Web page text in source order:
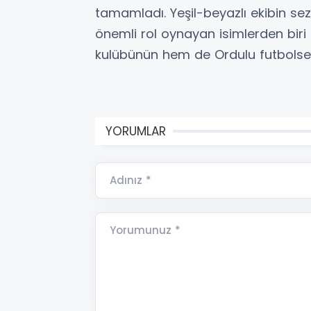
tamamladı. Yeşil-beyazlı ekibin
önemli rol oynayan isimlerden biri
kulübünün hem de Ordulu
YORUMLAR
Adınız *
Yorumunuz *